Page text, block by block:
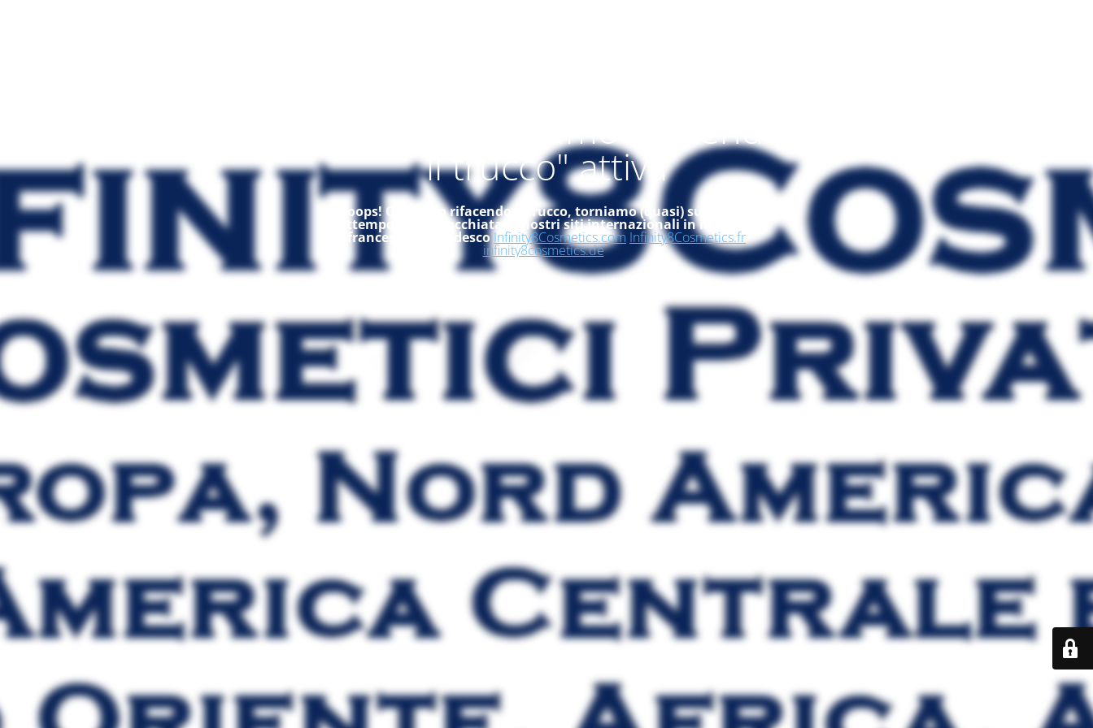
Modalità "ci stiamo rifacendo
il trucco" attiva
Ooops! Ci stiamo rifacendo il trucco, torniamo (quasi) subito, nel
frattempo, dai un'occhiata ai nostri siti internazionali in inglese, in
francese ed in tedesco Infinity8Cosmetics.com Infinity8Cosmetics.fr
infinity8cosmetics.de